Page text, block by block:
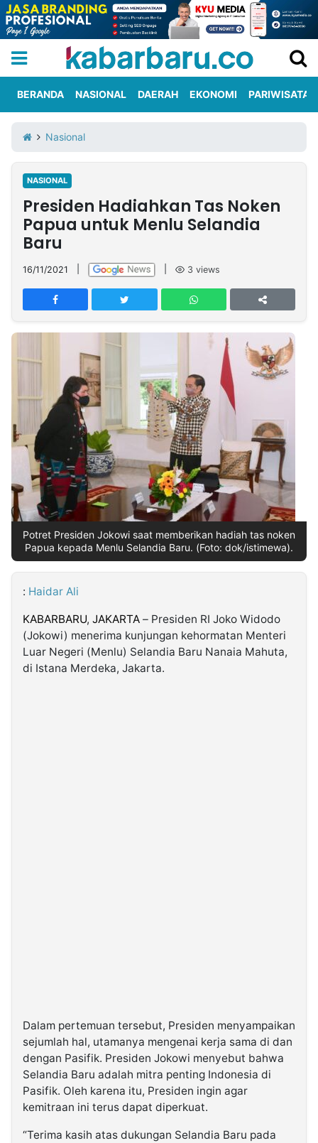
Iklan
Berita
Kami
Nasional
International
Olahraga
Entertainment
Daerah
Pariwisata
Kuliner
Kolom
Network
PT
TREETAN
INDONESIA
Insight
NTB
Time
IDN
Jogja
Rakyat
Idealita
News
Notice
Dinamikapost.com
Baru
Seedbacklink
Kabarbaru
BERANDA NASIONAL DAERAH EKONOMI PARIWISATA
Nasional
NASIONAL
Presiden Hadiahkan Tas Noken
Papua untuk Menlu Selandia
Baru
16/11/2021 3 views
Potret Presiden Jokowi saat memberikan hadiah tas noken
Papua kepada Menlu Selandia Baru. (Foto: dok/istimewa).
: Haidar Ali
KABARBARU, JAKARTA – Presiden RI Joko Widodo
(Jokowi) menerima kunjungan kehormatan Menteri
Luar Negeri (Menlu) Selandia Baru Nanaia Mahuta,
di Istana Merdeka, Jakarta.
Dalam pertemuan tersebut, Presiden menyampaikan
sejumlah hal, utamanya mengenai kerja sama di dan
dengan Pasifik. Presiden Jokowi menyebut bahwa
Selandia Baru adalah mitra penting Indonesia di
Pasifik. Oleh karena itu, Presiden ingin agar
kemitraan ini terus dapat diperkuat.
“Terima kasih atas dukungan Selandia Baru pada